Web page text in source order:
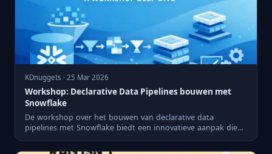
KDnuggets · 25 Mar 2026
Workshop: Declarative Data Pipelines bouwen met
Snowflake
De workshop over het bouwen van declarative data
pipelines met Snowflake biedt een innovatieve aanpak die